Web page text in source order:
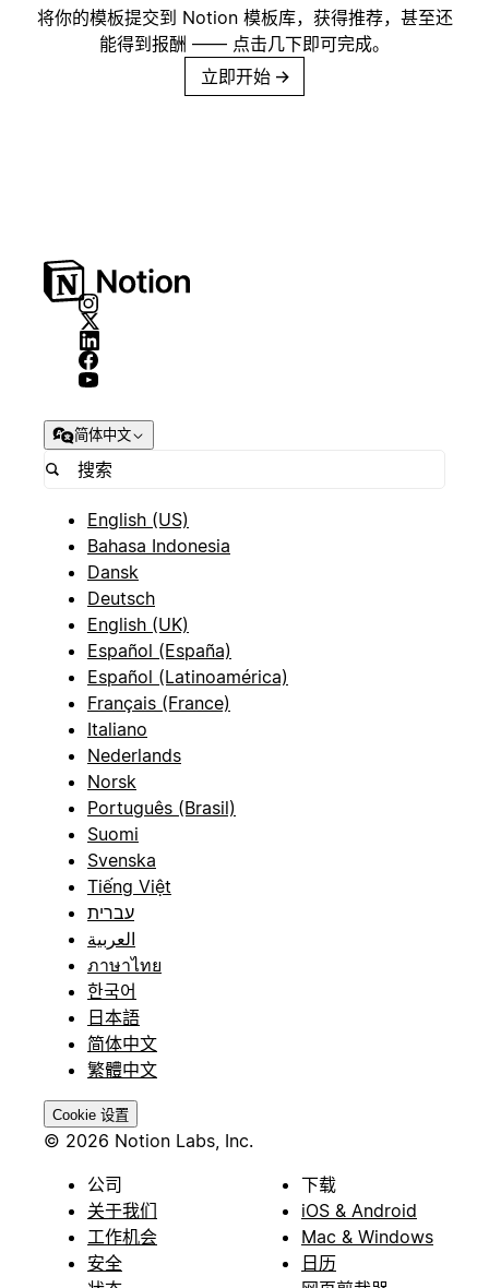
将你的模板提交到 Notion 模板库，获得推荐，甚至还
能得到报酬 —— 点击几下即可完成。
立即开始 →
简体中文
English (US)
Bahasa Indonesia
Dansk
Deutsch
English (UK)
Español (España)
Español (Latinoamérica)
Français (France)
Italiano
Nederlands
Norsk
Português (Brasil)
Suomi
Svenska
Tiếng Việt
עברית
العربية
ภาษาไทย
한국어
日本語
简体中文
繁體中文
Cookie 设置
© 2026 Notion Labs, Inc.
公司
关于我们
工作机会
安全
下载
iOS & Android
Mac & Windows
日历